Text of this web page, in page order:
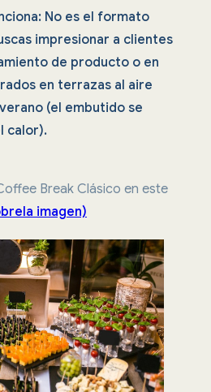
No es el formato
impresionar a clientes
de producto o en
en terrazas al aire
(el embutido se
calor).
Break Clásico en este
imagen)